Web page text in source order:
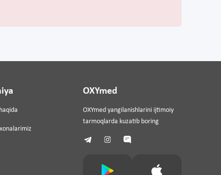
OXYmed
OXYmed yangilanishlarini ijtimoiy
tarmoqlarda kuzatib boring